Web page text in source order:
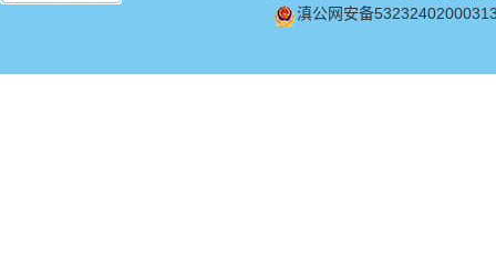
滇公网安备